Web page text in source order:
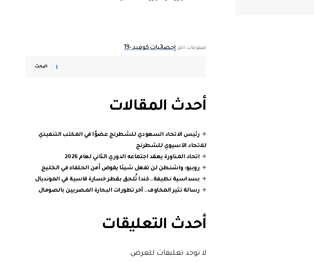
معلومات اكثر: إحصائيات كوفيد -19
البحث
أحدث المقالات
رئيس الاتحاد السعودي للشطرنج عضوًا في المكتب التنفيذي
للاتحاد الآسيوي للشطرنج
اتحاد المناورة يعقد اجتماعه الدوري الثاني لعام 2026
روبيو: واشنطن لن تفعل شيئا يقوض أمن الحلفاء في الخليج
بسداسية نظيفة.. كندا تُلحق بقطر خسارة قاسية في المونديال
رسالة تثير المخاوف.. آخر تطورات البحارة المصريين بالصومال
أحدث التعليقات
لا توجد تعليقات للعرض.